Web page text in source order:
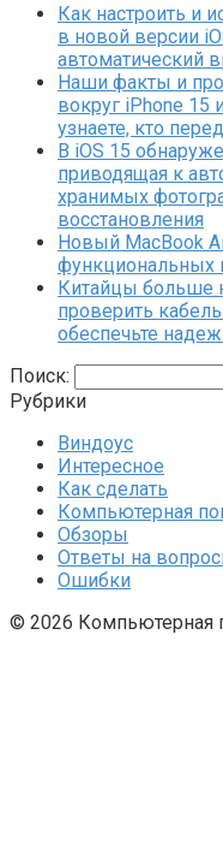
Как настроить и
в новой версии
автоматический
Наши факты и
вокруг iPhone
узнаете, кто
В iOS 15
приводящая к
хранимых
восстановления
Новый MacBook
функциональных
Китайцы больше
проверить
обеспечьте
Поиск:
Рубрики
Виндоус
Интересное
Как сделать
Компьютерная
Обзоры
Ответы на
Ошибки
© 2026 Компьютерная